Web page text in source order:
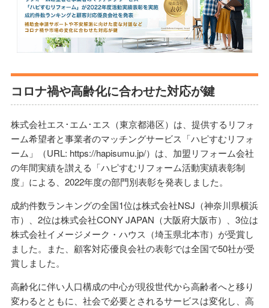
コロナ禍や高齢化に合わせた対応が鍵
株式会社エス･エム･エス（東京都港区）は、提供するリフォ
ーム希望者と事業者のマッチングサービス「ハピすむリフォ
ーム」（URL: https://hapisumu.jp/）は、加盟リフォーム会社
の年間実績を讃える「ハピすむリフォーム活動実績表彰制
度」による、2022年度の部門別表彰を発表しました。
成約件数ランキングの全国1位は株式会社NSJ（神奈川県横浜
市）、2位は株式会社CONY JAPAN（大阪府大阪市）、3位は
株式会社イメージメーク・ハウス（埼玉県北本市）が受賞し
ました。また、顧客対応優良会社の表彰では全国で50社が受
賞しました。
高齢化に伴い人口構成の中心が現役世代から高齢者へと移り
変わるとともに、社会で必要とされるサービスは変化し、高